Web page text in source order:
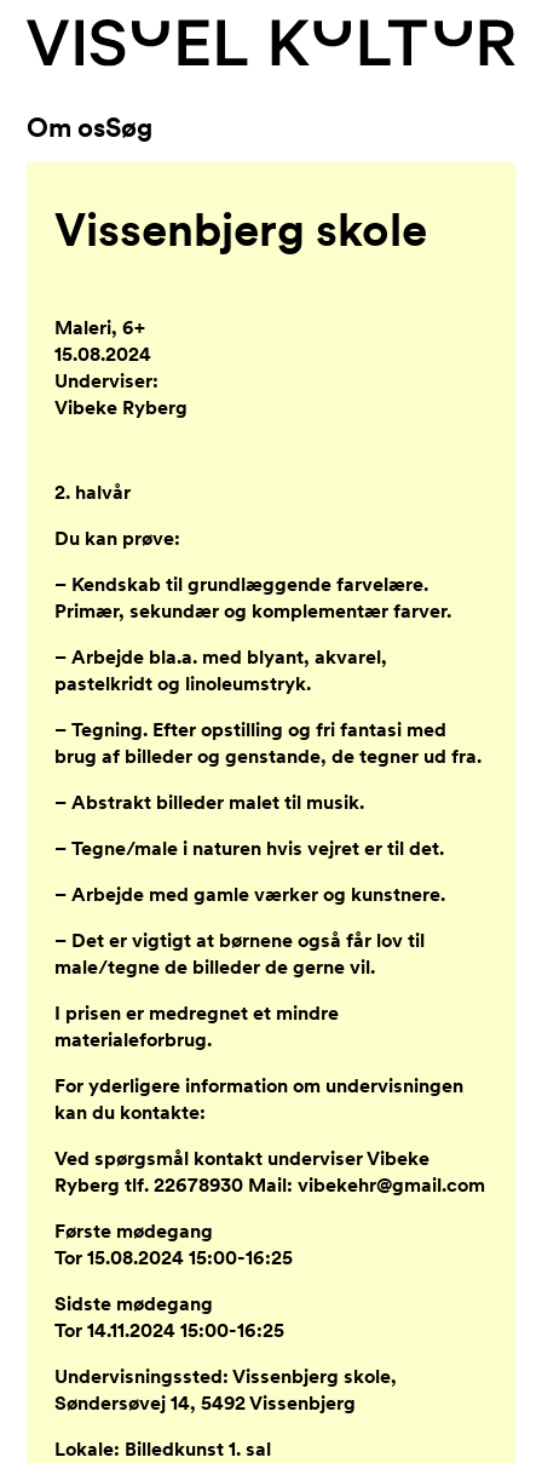
Om osSøg
Vissenbjerg skole
Maleri, 6+
15.08.2024
Underviser:
Vibeke Ryberg
2. halvår
Du kan prøve:
– Kendskab til grundlæggende farvelære.
Primær, sekundær og komplementær farver.
– Arbejde bla.a. med blyant, akvarel,
pastelkridt og linoleumstryk.
– Tegning. Efter opstilling og fri fantasi med
brug af billeder og genstande, de tegner ud fra.
– Abstrakt billeder malet til musik.
– Tegne/male i naturen hvis vejret er til det.
– Arbejde med gamle værker og kunstnere.
– Det er vigtigt at børnene også får lov til
male/tegne de billeder de gerne vil.
I prisen er medregnet et mindre
materialeforbrug.
For yderligere information om undervisningen
kan du kontakte:
Ved spørgsmål kontakt underviser Vibeke
Ryberg tlf. 22678930 Mail: vibekehr@gmail.com
Første mødegang
Tor 15.08.2024 15:00-16:25
Sidste mødegang
Tor 14.11.2024 15:00-16:25
Undervisningssted: Vissenbjerg skole,
Søndersøvej 14, 5492 Vissenbjerg
Lokale: Billedkunst 1. sal